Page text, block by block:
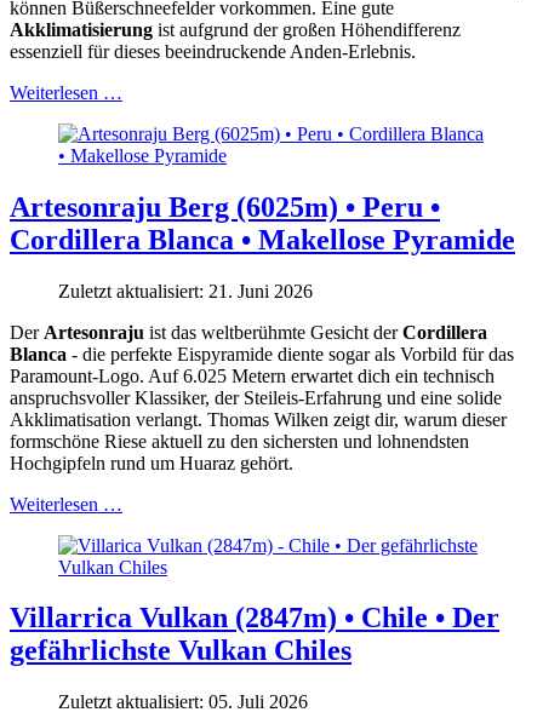
können Büßerschneefelder vorkommen. Eine gute
Akklimatisierung ist aufgrund der großen Höhendifferenz
essenziell für dieses beeindruckende Anden-Erlebnis.
Weiterlesen …
Artesonraju Berg (6025m) • Peru •
Cordillera Blanca • Makellose Pyramide
Zuletzt aktualisiert: 21. Juni 2026
Der Artesonraju ist das weltberühmte Gesicht derCordillera
Blanca - die perfekte Eispyramide diente sogar als Vorbild für das
Paramount-Logo. Auf 6.025 Metern erwartet dich ein technisch
anspruchsvoller Klassiker, der Steileis-Erfahrung und eine solide
Akklimatisation verlangt. Thomas Wilken zeigt dir, warum dieser
formschöne Riese aktuell zu den sichersten und lohnendsten
Hochgipfeln rund um Huaraz gehört.
Weiterlesen …
Villarrica Vulkan (2847m) • Chile • Der
gefährlichste Vulkan Chiles
Zuletzt aktualisiert: 05. Juli 2026